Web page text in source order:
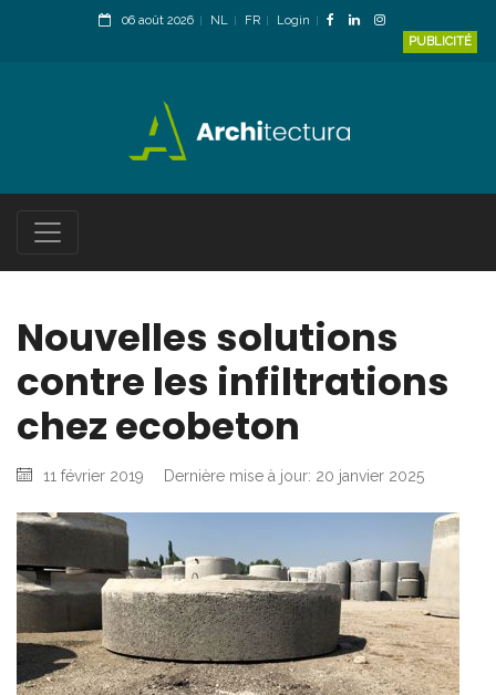
06 août 2026 NL FR
Login
PUBLICITÉ
Nouvelles solutions
contre les infiltrations
chez ecobeton
11 février 2019 Dernière mise à jour: 20 janvier 2025